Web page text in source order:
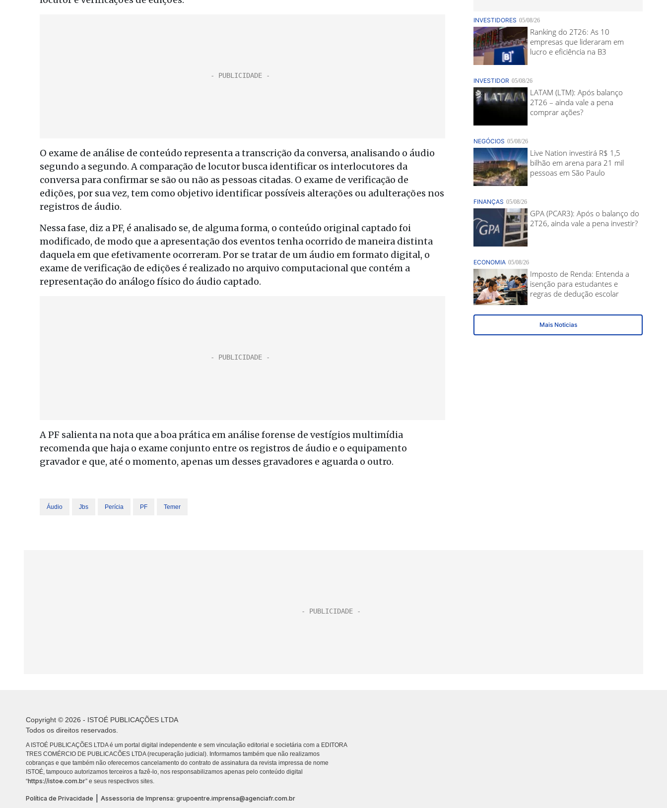
O exame de análise de conteúdo representa a transcrição da conversa, analisando o áudio
segundo a segundo. A comparação de locutor busca identificar os interlocutores da
conversa para confirmar se são ou não as pessoas citadas. O exame de verificação de
edições, por sua vez, tem como objetivo identificar possíveis alterações ou adulterações nos
registros de áudio.
Nessa fase, diz a PF, é analisado se, de alguma forma, o conteúdo original captado foi
modificado, de modo que a apresentação dos eventos tenha ocorrido de maneira distinta
daquela em que efetivamente ocorreram. Por se tratar de um áudio em formato digital, o
exame de verificação de edições é realizado no arquivo computacional que contém a
representação do análogo físico do áudio captado.
A PF salienta na nota que a boa prática em análise forense de vestígios multimídia
recomenda que haja o exame conjunto entre os registros de áudio e o equipamento
gravador e que, até o momento, apenas um desses gravadores e aguarda o outro.
Áudio Jbs Perícia PF Temer
Copyright © 2026 - ISTOÉ PUBLICAÇÕES LTDA
Todos os direitos reservados.
A ISTOÉ PUBLICAÇÕES LTDA é um portal digital independente e sem vinculação editorial e societária com a EDITORA
TRES COMÉRCIO DE PUBLICACÕES LTDA (recuperação judicial). Informamos também que não realizamos
cobranças e que também não oferecemos cancelamento do contrato de assinatura da revista impressa de nome
ISTOÉ, tampouco autorizamos terceiros a fazê-lo, nos responsabilizamos apenas pelo conteúdo digital
“https://istoe.com.br” e seus respectivos sites.
Política de Privacidade Assessoria de Imprensa: grupoentre.imprensa@agenciafr.com.br